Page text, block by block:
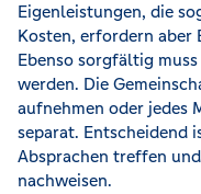
Eigenleistungen, die
Kosten, erfordern aber
Ebenso sorgfältig
werden. Die
aufnehmen oder jedes
separat. Entscheidend
Absprachen treffen
nachweisen.